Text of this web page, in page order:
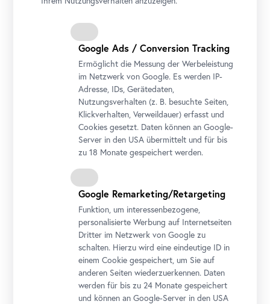
Ausstellungsansicht "WOTRUBA. Himmelwärts"
Foto: Johannes Stoll / Belvedere, Wien
Ausstellungsansicht "WOTRUBA. Himmelwärts"
Foto: Johannes Stoll / Belvedere, Wien
Google Ads / Conversion Tracking
Ermöglicht die Messung der Werbeleistung
im Netzwerk von Google. Es werden IP-
Adresse, IDs, Gerätedaten,
Nutzungsverhalten (z. B. besuchte Seiten,
Klickverhalten, Verweildauer) erfasst und
Cookies gesetzt. Daten können an Google-
Server in den USA übermittelt und für bis
zu 18 Monate gespeichert werden.
Google Remarketing/Retargeting
Funktion, um interessenbezogene,
personalisierte Werbung auf Internetseiten
Dritter im Netzwerk von Google zu
schalten. Hierzu wird eine eindeutige ID in
einem Cookie gespeichert, um Sie auf
anderen Seiten wiederzuerkennen. Daten
werden für bis zu 24 Monate gespeichert
und können an Google-Server in den USA